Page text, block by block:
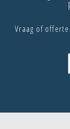
Vraag of